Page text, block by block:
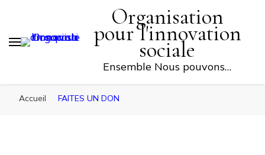
Organisation
pour l'innovation
sociale
Ensemble Nous pouvons…
Accueil FAITES UN DON
FAITES UN DON